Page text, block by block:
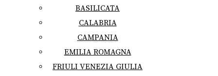
BASILICATA
CALABRIA
CAMPANIA
EMILIA ROMAGNA
FRIULI VENEZIA GIULIA